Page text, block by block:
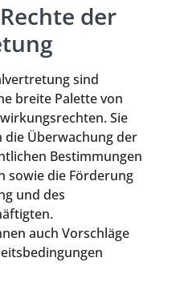
der
sind
breite Palette von
Sie
Überwachung der
Bestimmungen
sowie die Förderung
und des
auch Vorschläge